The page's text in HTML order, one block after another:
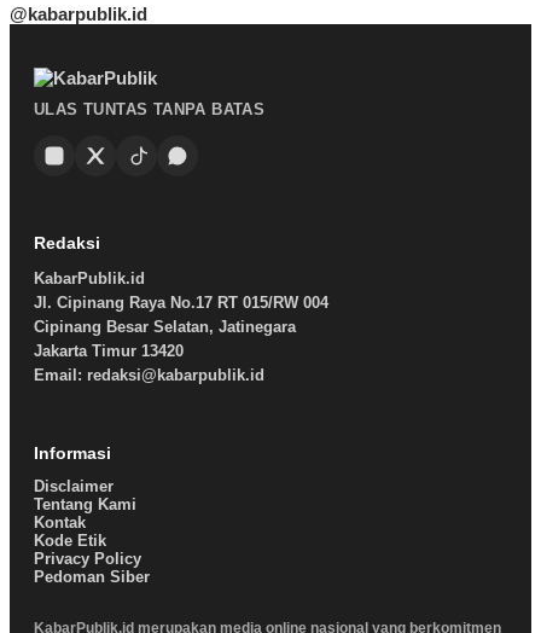
@kabarpublik.id
ULAS TUNTAS TANPA BATAS
Redaksi
KabarPublik.id
Jl. Cipinang Raya No.17 RT 015/RW 004
Cipinang Besar Selatan, Jatinegara
Jakarta Timur 13420
Email: redaksi@kabarpublik.id
Informasi
Disclaimer
Tentang Kami
Kontak
Kode Etik
Privacy Policy
Pedoman Siber
KabarPublik.id merupakan media online nasional yang berkomitmen